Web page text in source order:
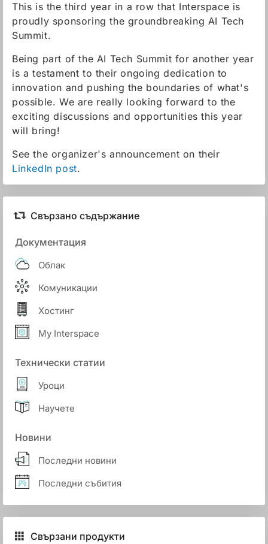
This is the third year in a row that Interspace is
proudly sponsoring the groundbreaking AI Tech
Summit.
Being part of the AI Tech Summit for another year
is a testament to their ongoing dedication to
innovation and pushing the boundaries of what's
possible. We are really looking forward to the
exciting discussions and opportunities this year
will bring!
See the organizer's announcement on their
LinkedIn post.
Свързано съдържание
Документация
Облак
Комуникации
Хостинг
My Interspace
Технически статии
Уроци
Научете
Новини
Последни новини
Последни събития
Свързани продукти